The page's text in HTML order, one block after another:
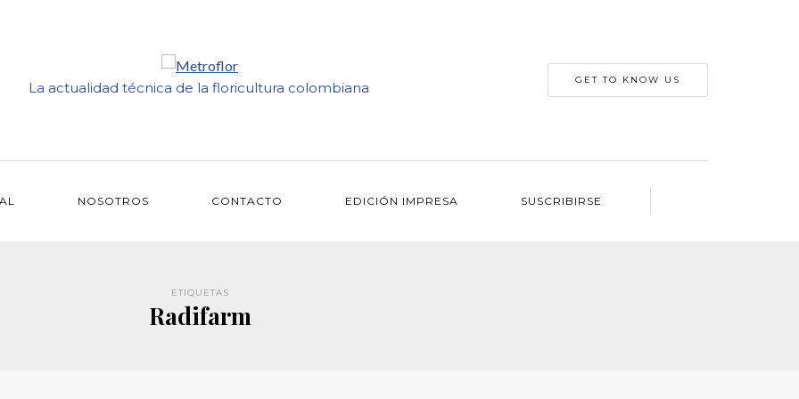
La actualidad técnica de la floricultura colombiana GET TO KNOW US
NOSOTROS CONTACTO EDICIÓN IMPRESA SUSCRIBIRSE
ETIQUETAS
Radifarm